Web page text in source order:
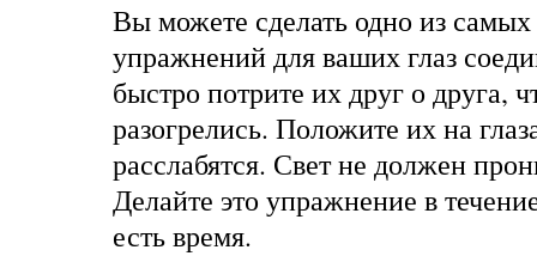
Вы можете сделать одно из
упражнений для ваших глаз
быстро потрите их друг о друга,
разогрелись. Положите их на
расслабятся. Свет не должен
Делайте это упражнение в
есть время.